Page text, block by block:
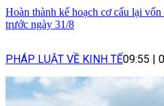
Hoàn thành kế hoạch cơ cấu lại
trước ngày 31/8
PHÁP LUẬT VỀ KINH TẾ09:55 |